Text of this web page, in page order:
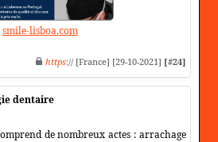
smile-lisboa.com
https:// [France] [29-10-2021] [#24]
dentaire
de nombreux actes : arrachage